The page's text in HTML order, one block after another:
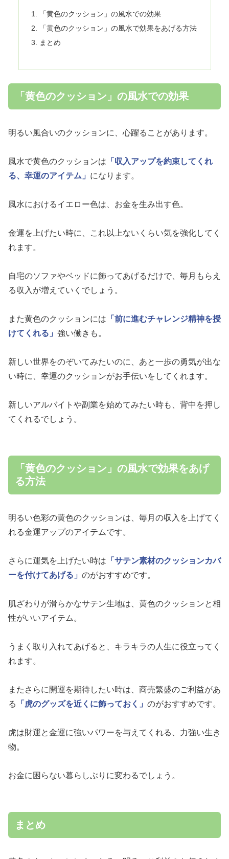
「黄色のクッション」の風水での効果
「黄色のクッション」の風水で効果をあげる方法
まとめ
「黄色のクッション」の風水での効果
明るい風合いのクッションに、心躍ることがあります。
風水で黄色のクッションは 「収入アップを約束してくれ
る、幸運のアイテム」 になります。
風水におけるイエロー色は、お金を生み出す色。
金運を上げたい時に、これ以上ないくらい気を強化してく
れます。
自宅のソファやベッドに飾ってあげるだけで、毎月もらえ
る収入が増えていくでしょう。
また黄色のクッションには 「前に進むチャレンジ精神を授
けてくれる」 強い働きも。
新しい世界をのぞいてみたいのに、あと一歩の勇気が出な
い時に、幸運のクッションがお手伝いをしてくれます。
新しいアルバイトや副業を始めてみたい時も、背中を押し
てくれるでしょう。
「黄色のクッション」の風水で効果をあげ
る方法
明るい色彩の黄色のクッションは、毎月の収入を上げてく
れる金運アップのアイテムです。
さらに運気を上げたい時は 「サテン素材のクッションカバ
ーを付けてあげる」 のがおすすめです。
肌ざわりが滑らかなサテン生地は、黄色のクッションと相
性がいいアイテム。
うまく取り入れてあげると、キラキラの人生に役立ってく
れます。
またさらに開運を期待したい時は、商売繁盛のご利益があ
る
「虎のグッズを近くに飾っておく」 のがおすすめです。
虎は財運と金運に強いパワーを与えてくれる、力強い生き
物。
お金に困らない暮らしぶりに変わるでしょう。
まとめ